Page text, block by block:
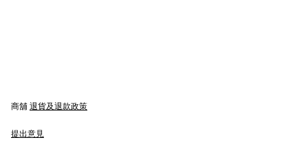
商舖 退貨及退款政策
提出意見